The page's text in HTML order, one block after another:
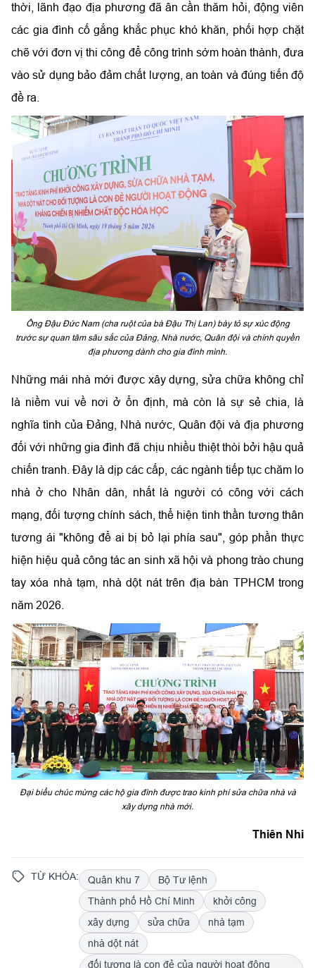
thời, lãnh đạo địa phương đã ân cần thăm hỏi, động viên
các gia đình cố gắng khắc phục khó khăn, phối hợp chặt
chẽ với đơn vị thi công để công trình sớm hoàn thành, đưa
vào sử dụng bảo đảm chất lượng, an toàn và đúng tiến độ
đề ra.
Ông Đậu Đức Nam (cha ruột của bà Đậu Thị Lan) bày tỏ sự xúc động
trước sự quan tâm sâu sắc của Đảng, Nhà nước, Quân đội và chính quyền
địa phương dành cho gia đình mình.
Những mái nhà mới được xây dựng, sửa chữa không chỉ
là niềm vui về nơi ở ổn định, mà còn là sự sẻ chia, là
nghĩa tình của Đảng, Nhà nước, Quân đội và địa phương
đối với những gia đình đã chịu nhiều thiệt thòi bởi hậu quả
chiến tranh. Đây là dịp các cấp, các ngành tiếp tục chăm lo
nhà ở cho Nhân dân, nhất là người có công với cách
mạng, đối tượng chính sách, thể hiện tinh thần tương thân
tương ái "không để ai bị bỏ lại phía sau", góp phần thực
hiện hiệu quả công tác an sinh xã hội và phong trào chung
tay xóa nhà tạm, nhà dột nát trên địa bàn TPHCM trong
năm 2026.
Đại biểu chúc mừng các hộ gia đình được trao kinh phí sửa chữa nhà và
xây dựng nhà mới.
Thiên Nhi
TỪ KHÓA: Quân khu 7
Bộ Tư lệnh
Thành phố Hồ Chí Minh
khởi công
xây dựng
sửa chữa
nhà tạm
nhà dột nát
đối tượng là con đẻ của người hoạt động